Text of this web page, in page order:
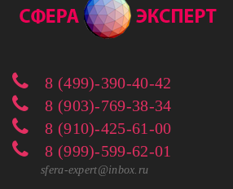
8 (499)-390-40-42
8 (903)-769-38-34
8 (910)-425-61-00
8 (999)-599-62-01
sfera-expert@inbox.ru